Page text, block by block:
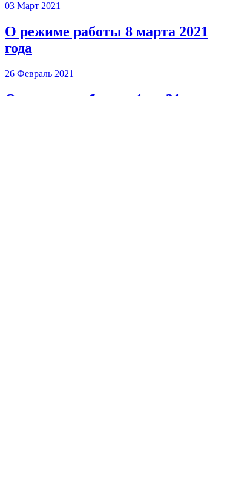
03 Март 2021
О режиме работы 8 марта 2021
года
26 Февраль 2021
О режиме работы с 1 по 31